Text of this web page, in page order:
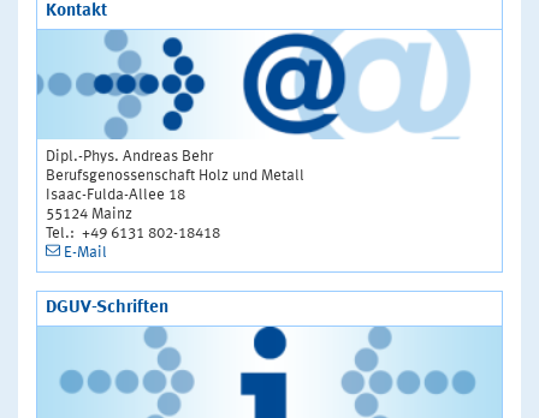
Kontakt
Dipl.-Phys. Andreas Behr
Berufsgenossenschaft Holz und Metall
Isaac-Fulda-Allee 18
55124 Mainz
Tel.: +49 6131 802-18418
E-Mail
DGUV-Schriften